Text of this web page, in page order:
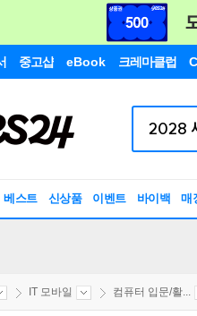
중고샵 eBook 크레마클럽
베스트 신상품 이벤트 바이백 매
IT 모바일 컴퓨터 입문/활...